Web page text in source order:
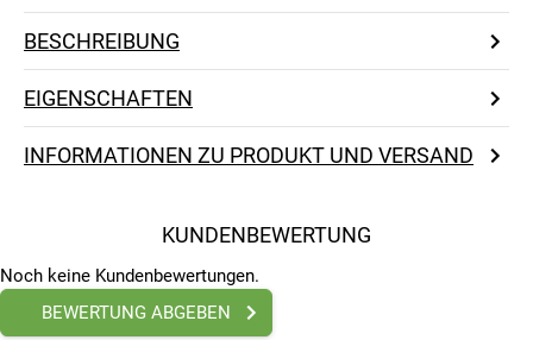
BESCHREIBUNG
EIGENSCHAFTEN
INFORMATIONEN ZU PRODUKT UND VERSAND
KUNDENBEWERTUNG
Noch keine Kundenbewertungen.
BEWERTUNG ABGEBEN